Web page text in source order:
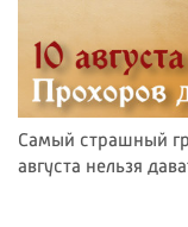
Самый страшный
августа нельзя